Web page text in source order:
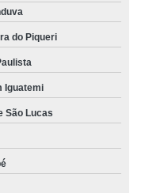
do Piqueri
Iguatemi
São Lucas